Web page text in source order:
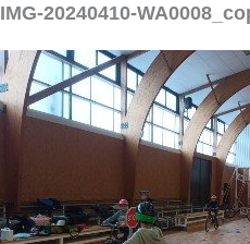
IMG-20240410-